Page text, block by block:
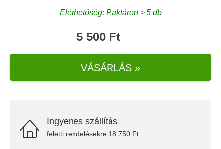
Elérhetőség: Raktáron > 5 db
5 500 Ft
VÁSÁRLÁS »
Ingyenes szállítás
feletti rendelésekre 18.750 Ft